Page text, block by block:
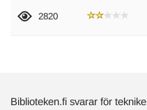
2820
Biblioteken.fi svarar för